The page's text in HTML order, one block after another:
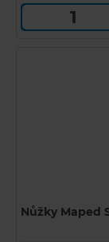
Nůžky Maped